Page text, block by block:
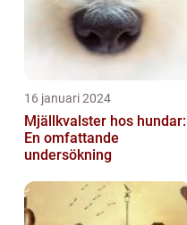
16 januari 2024
Mjällkvalster hos hundar:
En omfattande
undersökning